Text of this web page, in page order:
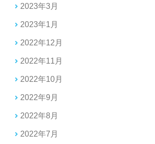
2023年3月
2023年1月
2022年12月
2022年11月
2022年10月
2022年9月
2022年8月
2022年7月